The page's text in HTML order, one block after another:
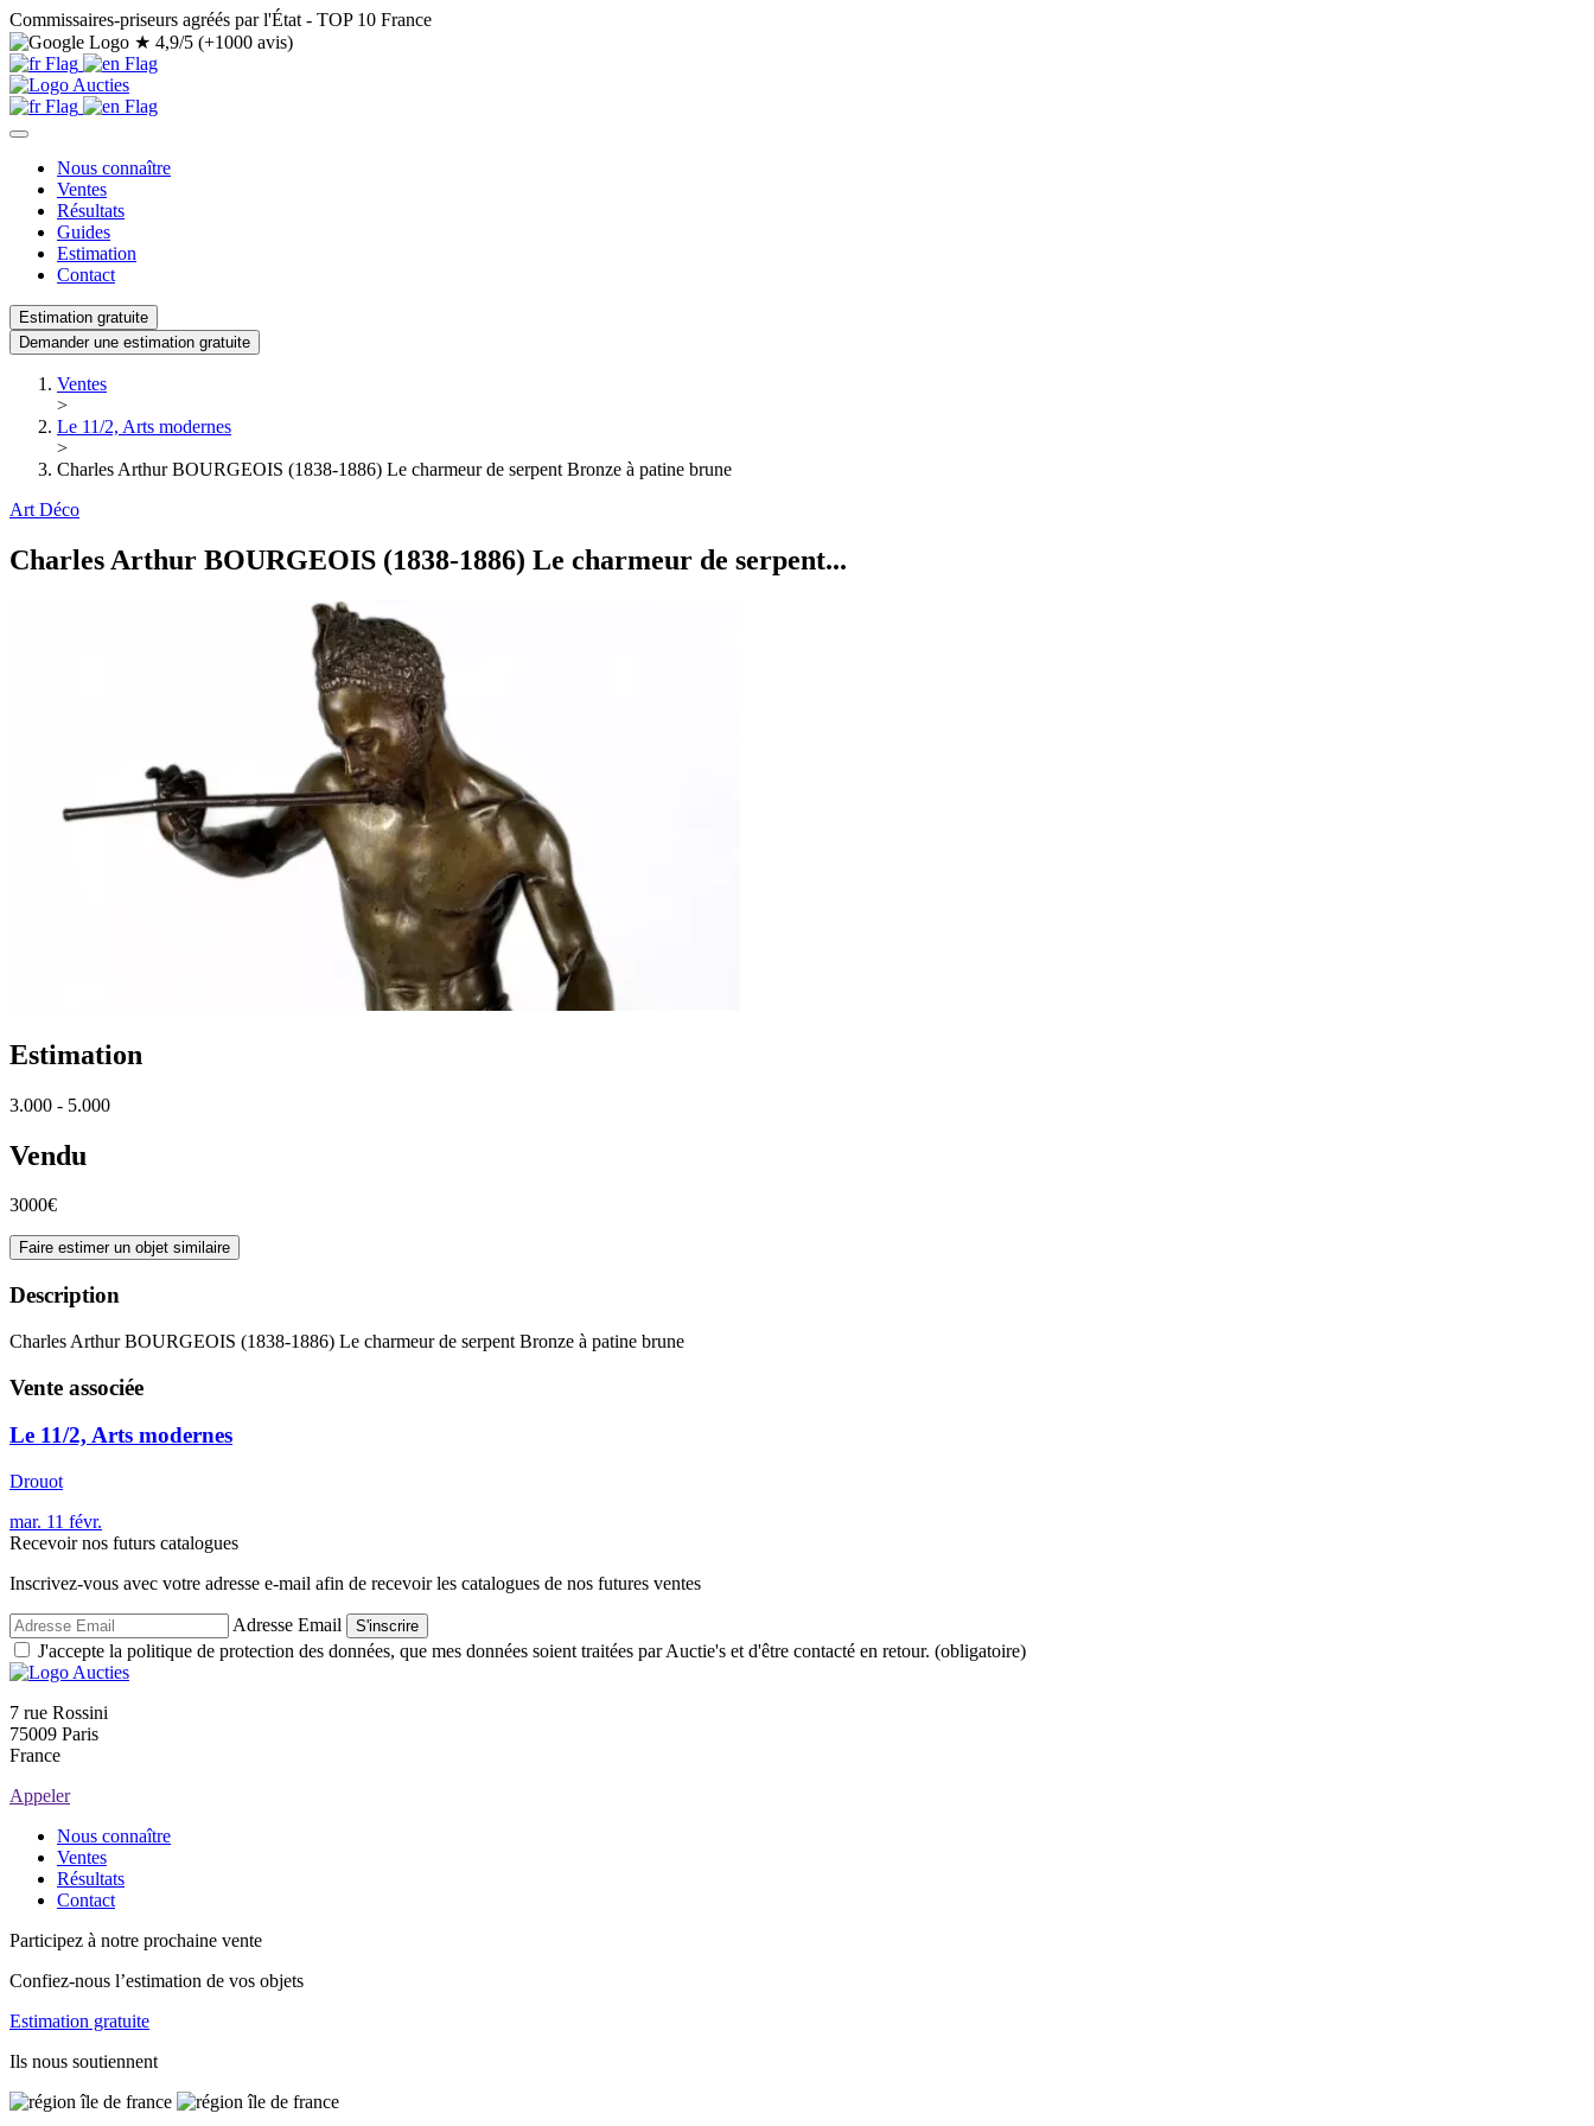
Commissaires-priseurs agréés par l'État - TOP 10 France
★ 4,9/5 (+1000 avis)
Nous connaître
Ventes
Résultats
Guides
Estimation
Contact
Estimation gratuite
Demander une estimation gratuite
Ventes
>
Le 11/2, Arts modernes
>
Charles Arthur BOURGEOIS (1838-1886) Le charmeur de serpent Bronze à patine brune
Art Déco
Charles Arthur BOURGEOIS (1838-1886) Le charmeur de serpent...
Estimation
3.000 - 5.000
Vendu
3000€
Faire estimer un objet similaire
Description
Charles Arthur BOURGEOIS (1838-1886) Le charmeur de serpent Bronze à patine brune
Vente associée
Le 11/2, Arts modernes
Drouot
mar. 11 févr.
Recevoir nos futurs catalogues
Inscrivez-vous avec votre adresse e-mail afin de recevoir les catalogues de nos futures ventes
Adresse Email S'inscrire
J'accepte la politique de protection des données, que mes données soient traitées par Auctie's et d'être contacté en retour. (obligatoire)
7 rue Rossini
75009 Paris
France
Appeler
Nous connaître
Ventes
Résultats
Contact
Participez à notre prochaine vente
Confiez-nous l’estimation de vos objets
Estimation gratuite
Ils nous soutiennent